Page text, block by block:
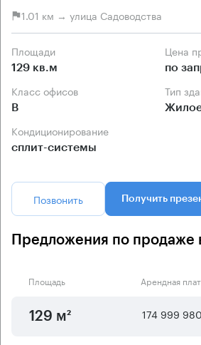
1.01 км → улица Садоводства
Площади
129 кв.м
Цена
по
Класс офисов
B
Тип
Кондиционирование
сплит-системы
Позвонить Получить
Предложения по продаже
Площадь Арендная
129 м² 174 999